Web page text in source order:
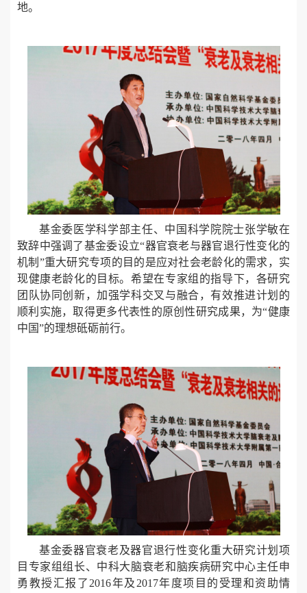
地。
基金委医学科学部主任、中国科学院院士张学敏在
致辞中强调了基金委设立“器官衰老与器官退行性变化的
机制”重大研究专项的目的是应对社会老龄化的需求，实
现健康老龄化的目标。希望在专家组的指导下，各研究
团队协同创新，加强学科交叉与融合，有效推进计划的
顺利实施，取得更多代表性的原创性研究成果，为“健康
中国”的理想砥砺前行。
基金委器官衰老及器官退行性变化重大研究计划项
目专家组组长、中科大脑衰老和脑疾病研究中心主任申
勇教授汇报了2016年及2017年度项目的受理和资助情